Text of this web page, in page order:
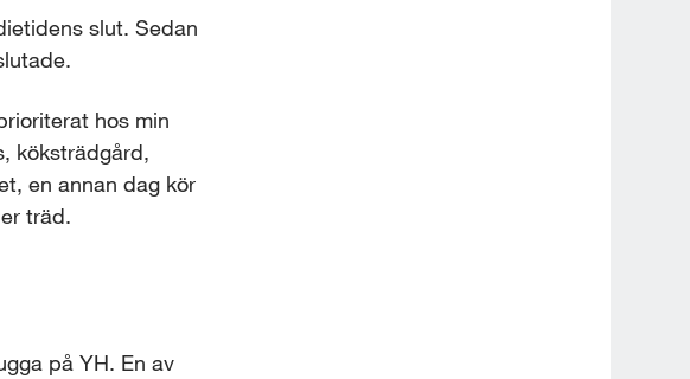
slut. Sedan
hos min
köksträdgård,
en annan dag kör
träd.
på YH. En av